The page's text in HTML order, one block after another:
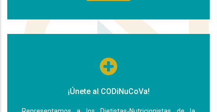
¡Únete al CODiNuCoVa!